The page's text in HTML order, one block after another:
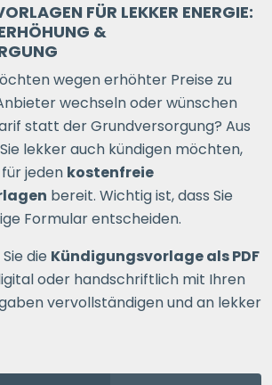
FÜR LEKKER ENERGIE:
&
wegen erhöhter Preise zu
wechseln oder wünschen
statt der Grundversorgung? Aus
lekker auch kündigen möchten,
jeden kostenfreie
bereit. Wichtig ist, dass Sie
Formular entscheiden.
die Kündigungsvorlage als PDF
oder handschriftlich mit Ihren
vervollständigen und an lekker